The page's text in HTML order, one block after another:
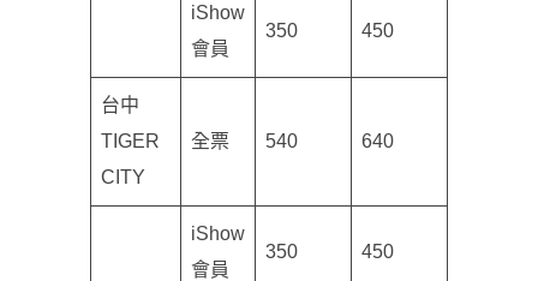
iShow
會員
350 450
台中
TIGER
CITY
全票 540 640
iShow
會員
350 450